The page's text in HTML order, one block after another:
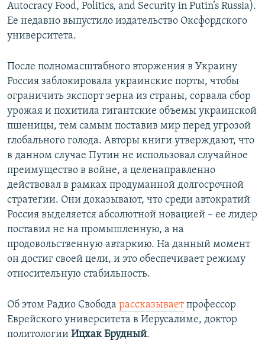
Autocracy Food, Politics, and Security in Putin’s Russia).
Ее недавно выпустило издательство Оксфордского
университета.
После полномасштабного вторжения в Украину
Россия заблокировала украинские порты, чтобы
ограничить экспорт зерна из страны, сорвала сбор
урожая и похитила гигантские объемы украинской
пшеницы, тем самым поставив мир перед угрозой
глобального голода. Авторы книги утверждают, что
в данном случае Путин не использовал случайное
преимущество в войне, а целенаправленно
действовал в рамках продуманной долгосрочной
стратегии. Они доказывают, что среди автократий
Россия выделяется абсолютной новацией – ее лидер
поставил не на промышленную, а на
продовольственную автаркию. На данный момент
он достиг своей цели, и это обеспечивает режиму
относительную стабильность.
Об этом Радио Свобода рассказываетпрофессор
Еврейского университета в Иерусалиме, доктор
политологии Ицхак Брудный.